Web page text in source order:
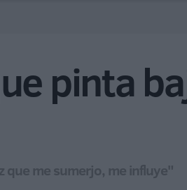
pinta
que me sumerjo, me influye"